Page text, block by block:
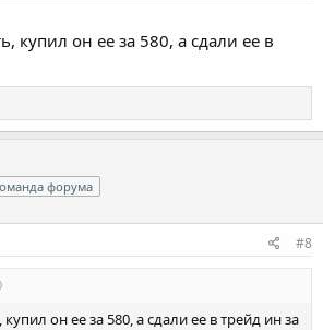
купил он ее за 580, а сдали ее в
форума
#8
он ее за 580, а сдали ее в трейд ин за